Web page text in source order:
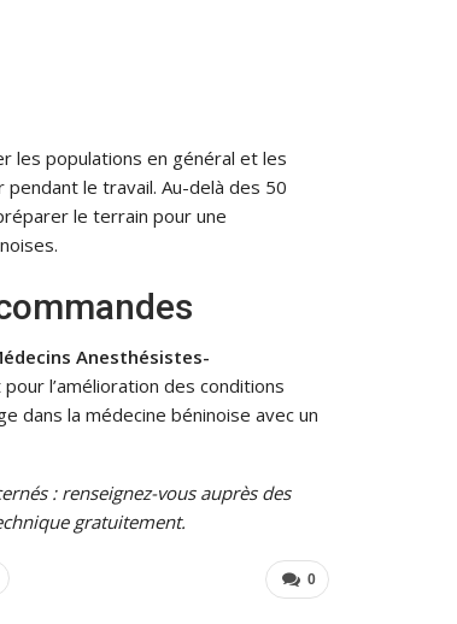
les populations en général et les
le travail. Au-delà des 50
le terrain pour une
Anesthésistes-
l’amélioration des conditions
dans la médecine béninoise avec un
: renseignez-vous auprès des
gratuitement.
0